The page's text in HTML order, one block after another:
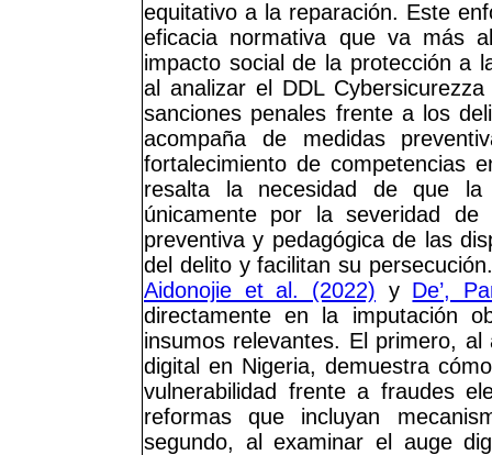
equitativo a la reparación. Este
eficacia normativa que va más
impacto social de la protección a
al analizar el DDL
sanciones penales frente a los
acompaña de medidas
fortalecimiento de competencias
resalta la necesidad de que
únicamente por la severidad
preventiva y pedagógica de las
del delito y facilitan su
Aidonojie et al. (2022) y De’,
directamente en la imputación
insumos relevantes. El primero,
digital en Nigeria, demuestra
vulnerabilidad frente a fraudes
reformas que incluyan
segundo, al examinar el auge